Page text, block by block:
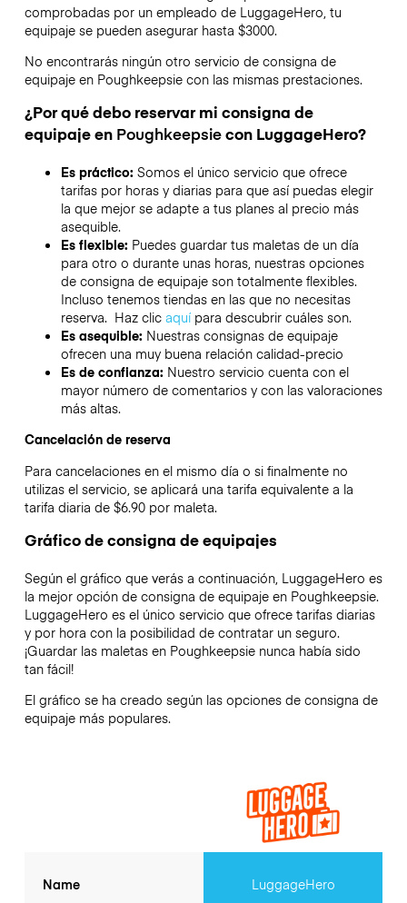
comprobadas por un empleado de LuggageHero, tu
equipaje se pueden asegurar hasta $3000.
No encontrarás ningún otro servicio de consigna de
equipaje en Poughkeepsiecon las mismas prestaciones.
¿Por qué debo reservar mi consigna de
equipaje en Poughkeepsiecon LuggageHero?
Es práctico: Somos el único servicio que ofrece
tarifas por horas y diarias para que así puedas elegir
la que mejor se adapte a tus planes al precio más
asequible.
Es flexible: Puedes guardar tus maletas de un día
para otro o durante unas horas, nuestras opciones
de consigna de equipaje son totalmente flexibles.
Incluso tenemos tiendas en las que no necesitas
reserva. Haz clic aquípara descubrir cuáles son.
Es asequible: Nuestras consignas de equipaje
ofrecen una muy buena relación calidad-precio
Es de confianza: Nuestro servicio cuenta con el
mayor número de comentarios y con las valoraciones
más altas.
Cancelación de reserva
Para cancelaciones en el mismo día o si finalmente no
utilizas el servicio, se aplicará una tarifa equivalente a la
tarifa diaria de $6.90 por maleta.
Gráfico de consigna de equipajes
Según el gráfico que verás a continuación, LuggageHero es
la mejor opción de consigna de equipaje en Poughkeepsie.
LuggageHero es el único servicio que ofrece tarifas diarias
y por hora con la posibilidad de contratar un seguro.
¡Guardar las maletas en Poughkeepsienunca había sido
tan fácil!
El gráfico se ha creado según las opciones de consigna de
equipaje más populares.
Name LuggageHero